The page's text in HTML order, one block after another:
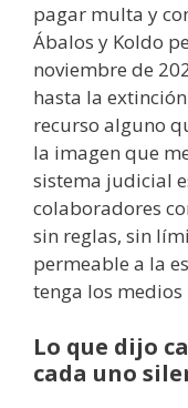
pagar multa y
Ábalos y Koldo
noviembre de
hasta la
recurso alguno
la imagen que
sistema judicial
colaboradores
sin reglas, sin
permeable a la
tenga los
Lo que dijo
cada uno